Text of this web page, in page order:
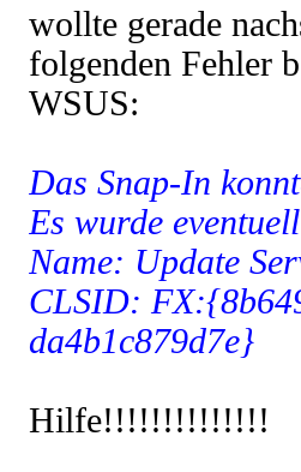
wollte gerade
folgenden Fehler
WSUS:
Das Snap-In
Es wurde
Name: Update
CLSID:
da4b1c879d7e}
Hilfe!!!!!!!!!!!!!!